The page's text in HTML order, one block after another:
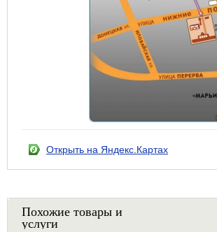
Открыть на Яндекс.Картах
Похожие товары и
услуги